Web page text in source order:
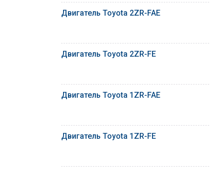
Двигатель Toyota 2ZR-FAE
Двигатель Toyota 2ZR-FE
Двигатель Toyota 1ZR-FAE
Двигатель Toyota 1ZR-FE